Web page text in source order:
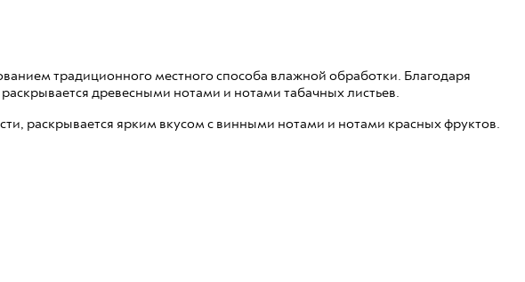
традиционного местного способа влажной обработки. Благодаря
древесными нотами и нотами табачных листьев.
раскрывается ярким вкусом с винными нотами и нотами красных фруктов.